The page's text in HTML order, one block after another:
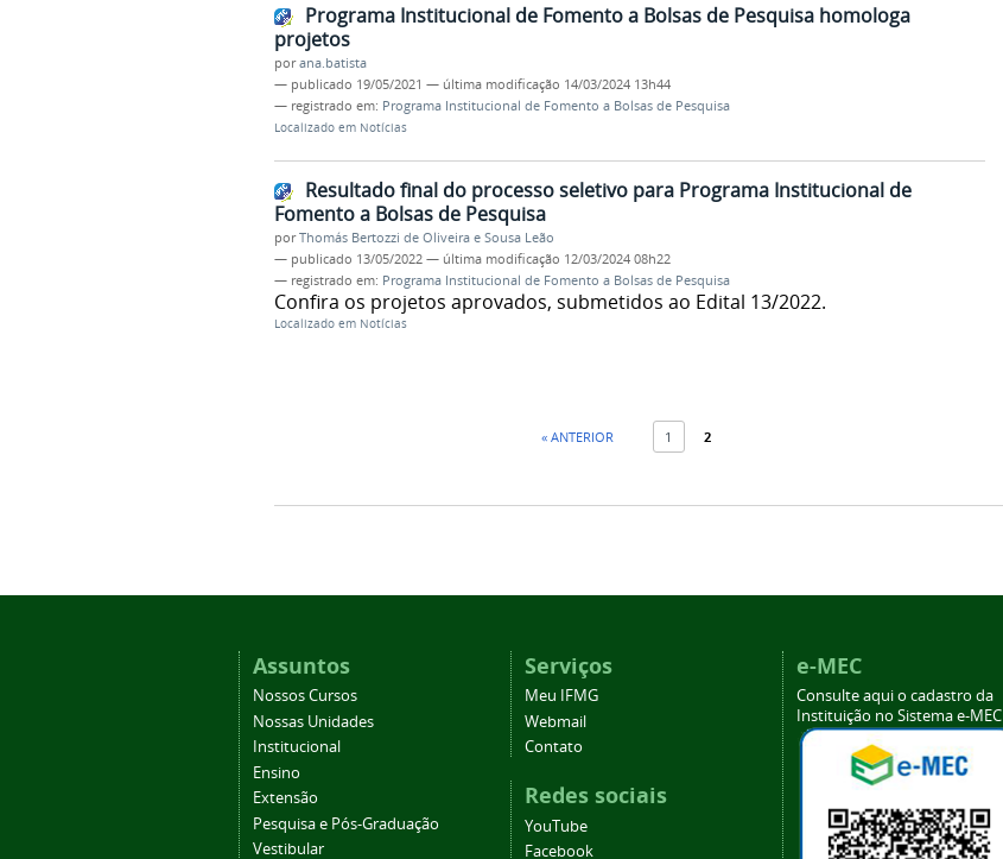
Programa Institucional de Fomento a Bolsas de Pesquisa homologa
projetos
porana.batista
— publicado 19/05/2021 — última modificação 14/03/2024 13h44
— registrado em: Programa Institucional de Fomento a Bolsas de Pesquisa
Localizado em Notícias
Resultado final do processo seletivo para Programa Institucional de
Fomento a Bolsas de Pesquisa
porThomás Bertozzi de Oliveira e Sousa Leão
— publicado 13/05/2022 — última modificação 12/03/2024 08h22
— registrado em: Programa Institucional de Fomento a Bolsas de Pesquisa
Confira os projetos aprovados, submetidos ao Edital 13/2022.
Localizado em Notícias
« ANTERIOR 1 2
Assuntos
Nossos Cursos
Nossas Unidades
Institucional
Ensino
Extensão
Pesquisa e Pós-Graduação
Vestibular
Serviços
Meu IFMG
Webmail
Contato
Redes sociais
YouTube
Facebook
e-MEC
Consulte aqui o cadastro da
Instituição no Sistema e-MEC